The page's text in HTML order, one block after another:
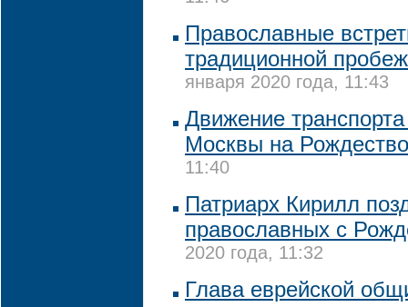
Православные
традиционной
января 2020 года, 11:43
Движение
Москвы на Рождество
11:40
Патриарх Кирилл
православных с
2020 года, 11:32
Глава еврейской